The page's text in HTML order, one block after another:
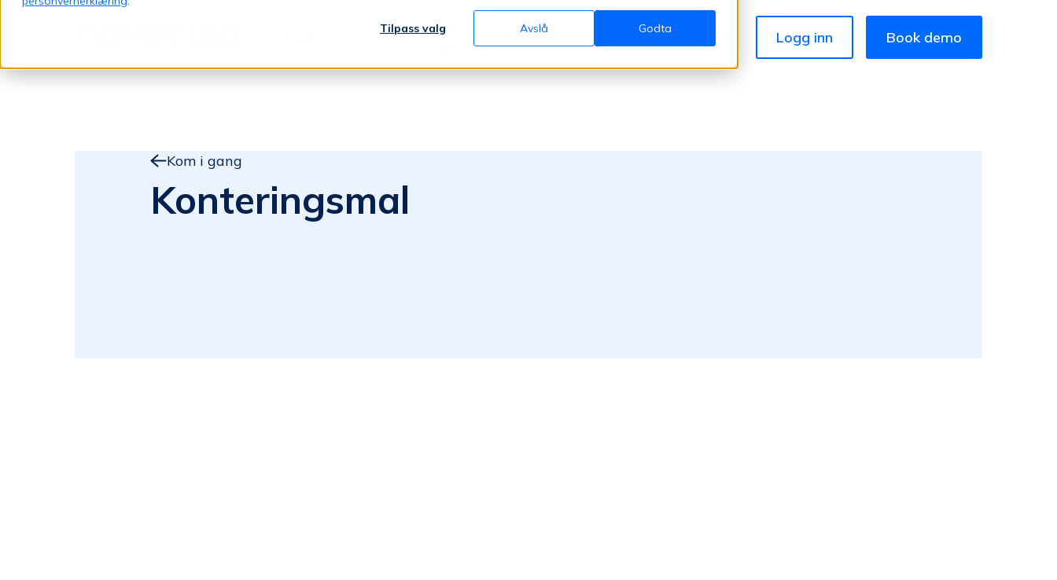
Tilpass valg
Godta
Avslå
Priser
Om
Ressurser Norsk Logg inn Book demo
Kom i gang
Konteringsmal